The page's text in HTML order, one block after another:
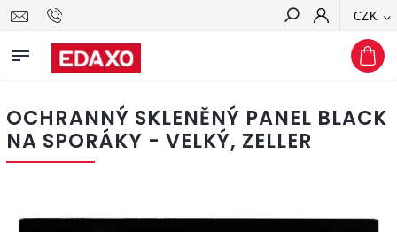
CZK
Hledat
OCHRANNÝ SKLENĚNÝ PANEL BLACK
NA SPORÁKY - VELKÝ, ZELLER